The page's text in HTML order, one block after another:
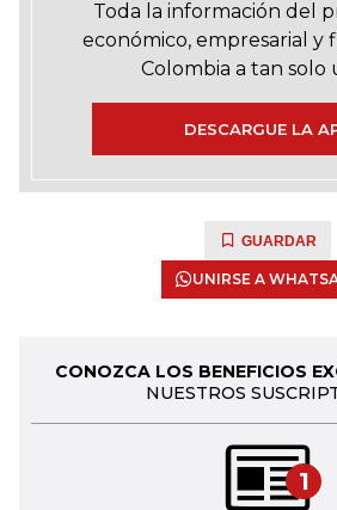
Toda la información del
económico, empresarial y
Colombia a tan solo
DESCARGUE LA
GUARDAR
UNIRSE A
CONOZCA LOS BENEFICIOS
NUESTROS
1